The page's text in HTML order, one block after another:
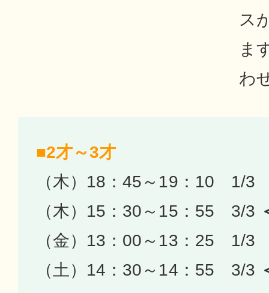
ス
ま
わ
■2才～3才
（木）18：45～19：10 1/3
（木）15：30～15：55 3/3
（金）13：00～13：25 1/3
（土）14：30～14：55 3/3